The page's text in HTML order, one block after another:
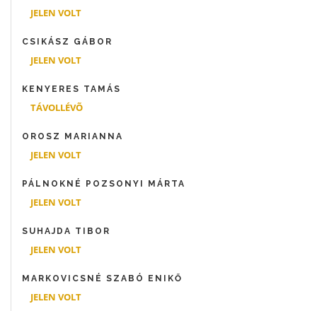
JELEN VOLT
CSIKÁSZ GÁBOR
JELEN VOLT
KENYERES TAMÁS
TÁVOLLÉVÕ
OROSZ MARIANNA
JELEN VOLT
PÁLNOKNÉ POZSONYI MÁRTA
JELEN VOLT
SUHAJDA TIBOR
JELEN VOLT
MARKOVICSNÉ SZABÓ ENIKŐ
JELEN VOLT